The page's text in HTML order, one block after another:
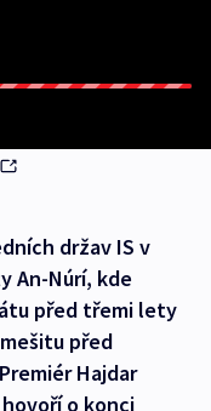
držav IS v
An-Núrí, kde
před třemi lety
před
Hajdar
o konci